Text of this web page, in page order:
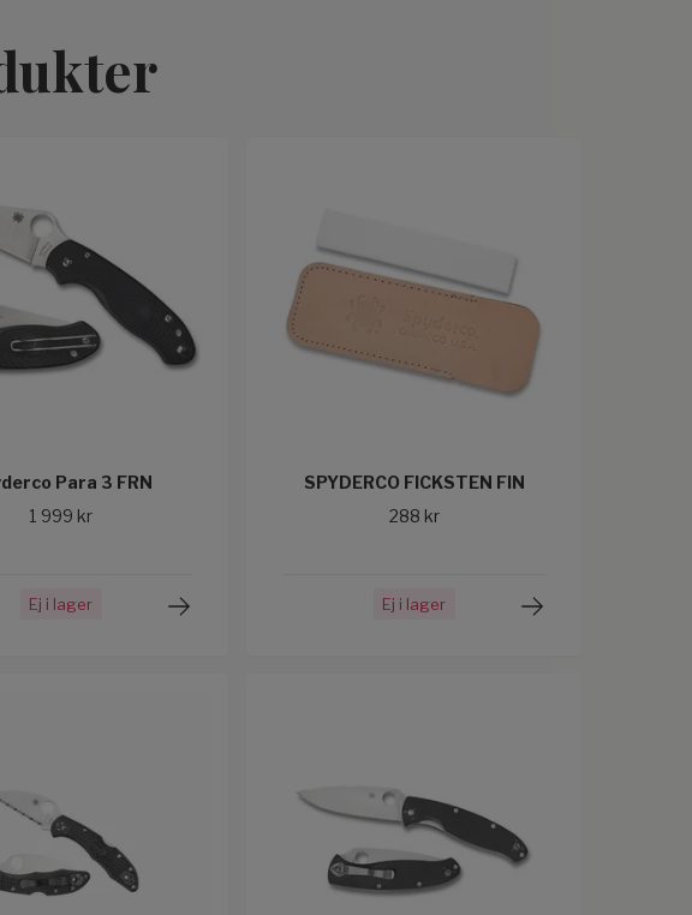
Para 3 FRN
1 999 kr
Ej i lager
SPYDERCO FICKSTEN FIN
288 kr
Ej i lager